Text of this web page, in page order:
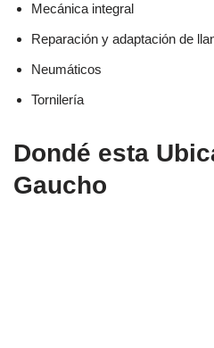
Mecánica integral
Reparación y adaptación de
Neumáticos
Tornilería
Dondé esta
Gaucho